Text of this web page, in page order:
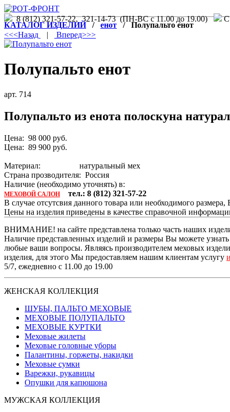
8 (812) 321-57-22, 321-14-73 (ПН-ВС с 11.00 до 19.00)
КАТАЛОГ ИЗДЕЛИЙ/ енот / Полупальто енот
<<<Назад
| Вперед>>>
Полупальто енот
арт. 714
Полупальто из енота полоскуна
Цена: 98 000 руб.
Цена: 89 900 руб.
Материал: натуральный мех
Страна прозводителя: Россия
Наличие (необходимо уточнять) в:
МЕХОВОЙ САЛОН
тел.: 8 (812) 321-57-22
В случае отсутсвия данного товара или необходимого
Цены на изделия приведены в качестве справочной
ВНИМАНИЕ! на сайте представлена только часть наших
Наличие представленных изделий и размеры Вы можете
любые ваши вопросы. Являясь производителем меховых
изделия, для этого Мы предоставляем нашим клиентам услугу
5/7, ежедневно с 11.00 до 19.00
ЖЕНСКАЯ КОЛЛЕКЦИЯ
ШУБЫ, ПАЛЬТО МЕХОВЫЕ
МЕХОВЫЕ ПОЛУПАЛЬТО
МЕХОВЫЕ КУРТКИ
Меховые жилеты
Меховые головные уборы
Палантины, горжеты, накидки
Меховые сумки
Варежки, рукавицы
Опушки для капюшона
МУЖСКАЯ КОЛЛЕКЦИЯ